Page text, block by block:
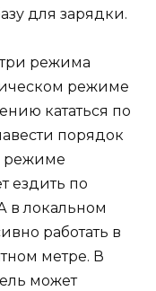
для зарядки.
режима
режиме
кататься по
порядок
режиме
ездить по
в локальном
работать в
метре. В
может